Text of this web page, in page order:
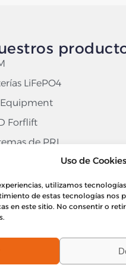
Uso de
utilizamos
de estas tecnologías
en este sitio. No consentir o
LiFePO4
Equipment
Forflift
de PRL
Murcia
Sevilla
Alicante
de cookies